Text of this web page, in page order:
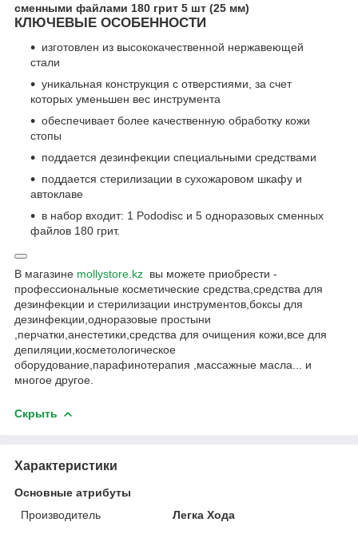
сменными файлами 180 грит 5 шт (25 мм)
КЛЮЧЕВЫЕ ОСОБЕННОСТИ
изготовлен из высококачественной нержавеющей
стали
уникальная конструкция с отверстиями, за счет
которых уменьшен вес инструмента
обеспечивает более качественную обработку кожи
стопы
поддается дезинфекции специальными средствами
поддается стерилизации в сухожаровом шкафу и
автоклаве
в набор входит: 1 Pododisc и 5 одноразовых сменных
файлов 180 грит.
В магазине mollystore.kz вы можете приобрести -
профессиональные косметические средства,средства для
дезинфекции и стерилизации инструментов,боксы для
дезинфекции,одноразовые простыни
,перчатки,анестетики,средства для очищения кожи,все для
депиляции,косметологическое
оборудование,парафинотерапия ,массажные масла... и
многое другое.
Скрыть
Характеристики
Основные атрибуты
Производитель
Легка Хода